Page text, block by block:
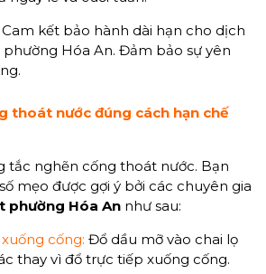
Cam kết bảo hành dài hạn cho dịch
Hóa An. Đảm bảo sự yên
thoát nước đúng cách hạn chế
tắc nghẽn cống thoát nước. Bạn
mẹo được gợi ý bởi các chuyên gia
phường Hóa An như sau:
cống: Đổ dầu mỡ vào chai lọ
thay vì đổ trực tiếp xuống cống.